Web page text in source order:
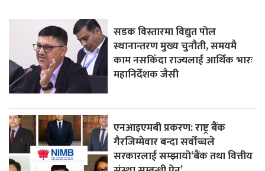
सडक विस्तारमा विद्युत पोल
स्थानान्तरण मुख्य चुनौती, समयमै
काम नसकिँदा राज्यलाई आर्थिक भारः
महानिर्देशक जैसी
एनआइएमबी प्रकरण: राष्ट्र बैंक
गैरजिम्मेवार बन्दा सर्वोच्चले
सरकारलाई सम्झायो‘बैंक तथा वित्तीय